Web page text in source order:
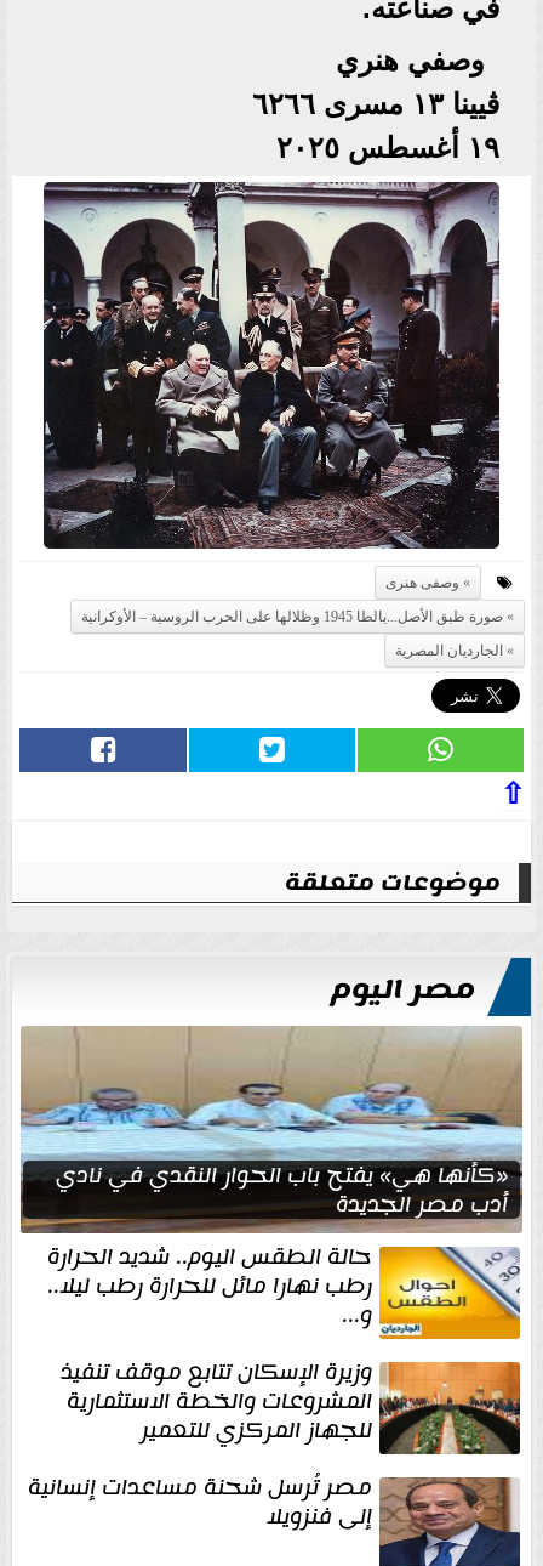
في صناعته.
وصفي هنري
ڤيينا ١٣ مسرى ٦٢٦٦
١٩ أغسطس ٢٠٢٥
وصفى هنرى
صورة طبق الأصل...يالطا 1945 وظلالها على الحرب الروسية – الأوكرانية
الجارديان المصرية
⇧
موضوعات متعلقة
مصر اليوم
«كأنها هي» يفتح باب الحوار النقدي في نادي
أدب مصر الجديدة
حالة الطقس اليوم.. شديد الحرارة
رطب نهارا مائل للحرارة رطب ليلا..
و...
وزيرة الإسكان تتابع موقف تنفيذ
المشروعات والخطة الاستثمارية
للجهاز المركزي للتعمير
مصر تُرسل شحنة مساعدات إنسانية
إلى فنزويلا